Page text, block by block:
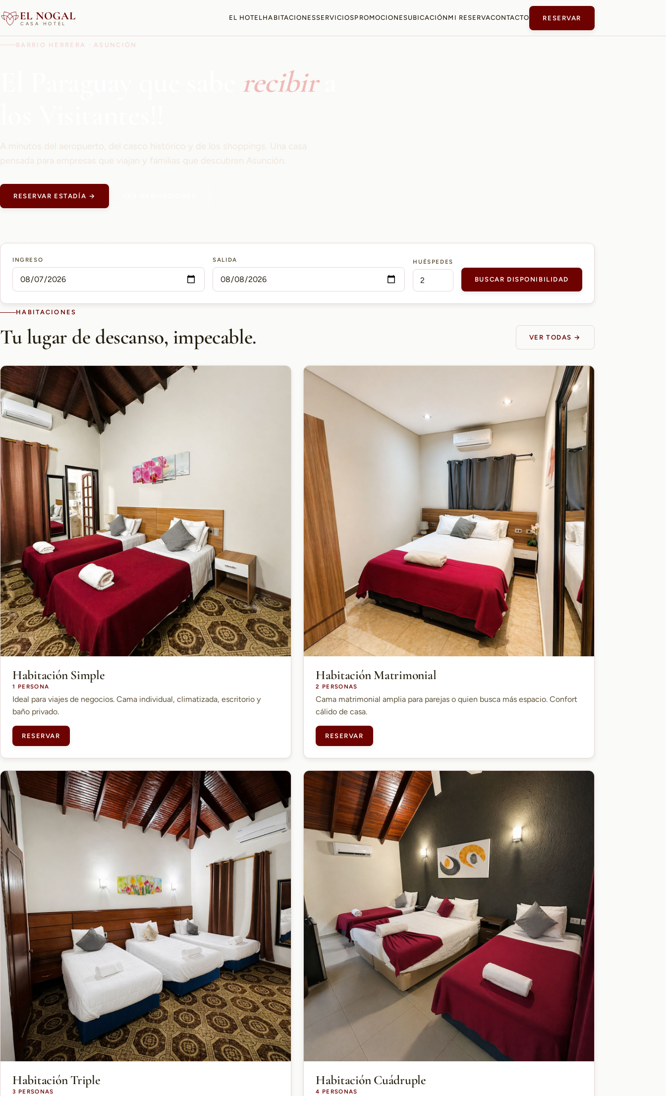
EL NOGAL
CASA HOTEL
EL HOTELHABITACIONESSERVICIOSPROMOCIONESUBICACIÓN MI RESERVACONTACTO RESERVAR
BARRIO HERRERA · ASUNCIÓN
recibira
A minutos del aeropuerto, del casco histórico y de los shoppings. Una casa
pensada para empresas que viajan y familias que descubren Asunción.
RESERVAR ESTADÍA →
15 min
AEROPUERTO PETTIROSSI
10 min 5 min
SHOPPING DEL SOL
INGRESO SALIDA HUÉSPEDES
BUSCAR DISPONIBILIDAD
HABITACIONES
Tu lugar de descanso, impecable. VER TODAS →
Habitación Simple
1 PERSONA
Ideal para viajes de negocios. Cama individual, climatizada, escritorio y
baño privado.
RESERVAR
Habitación Matrimonial
2 PERSONAS
Cama matrimonial amplia para parejas o quien busca más espacio. Confort
cálido de casa.
RESERVAR
Habitación Triple
3 PERSONAS
Habitación Cuádruple
4 PERSONAS